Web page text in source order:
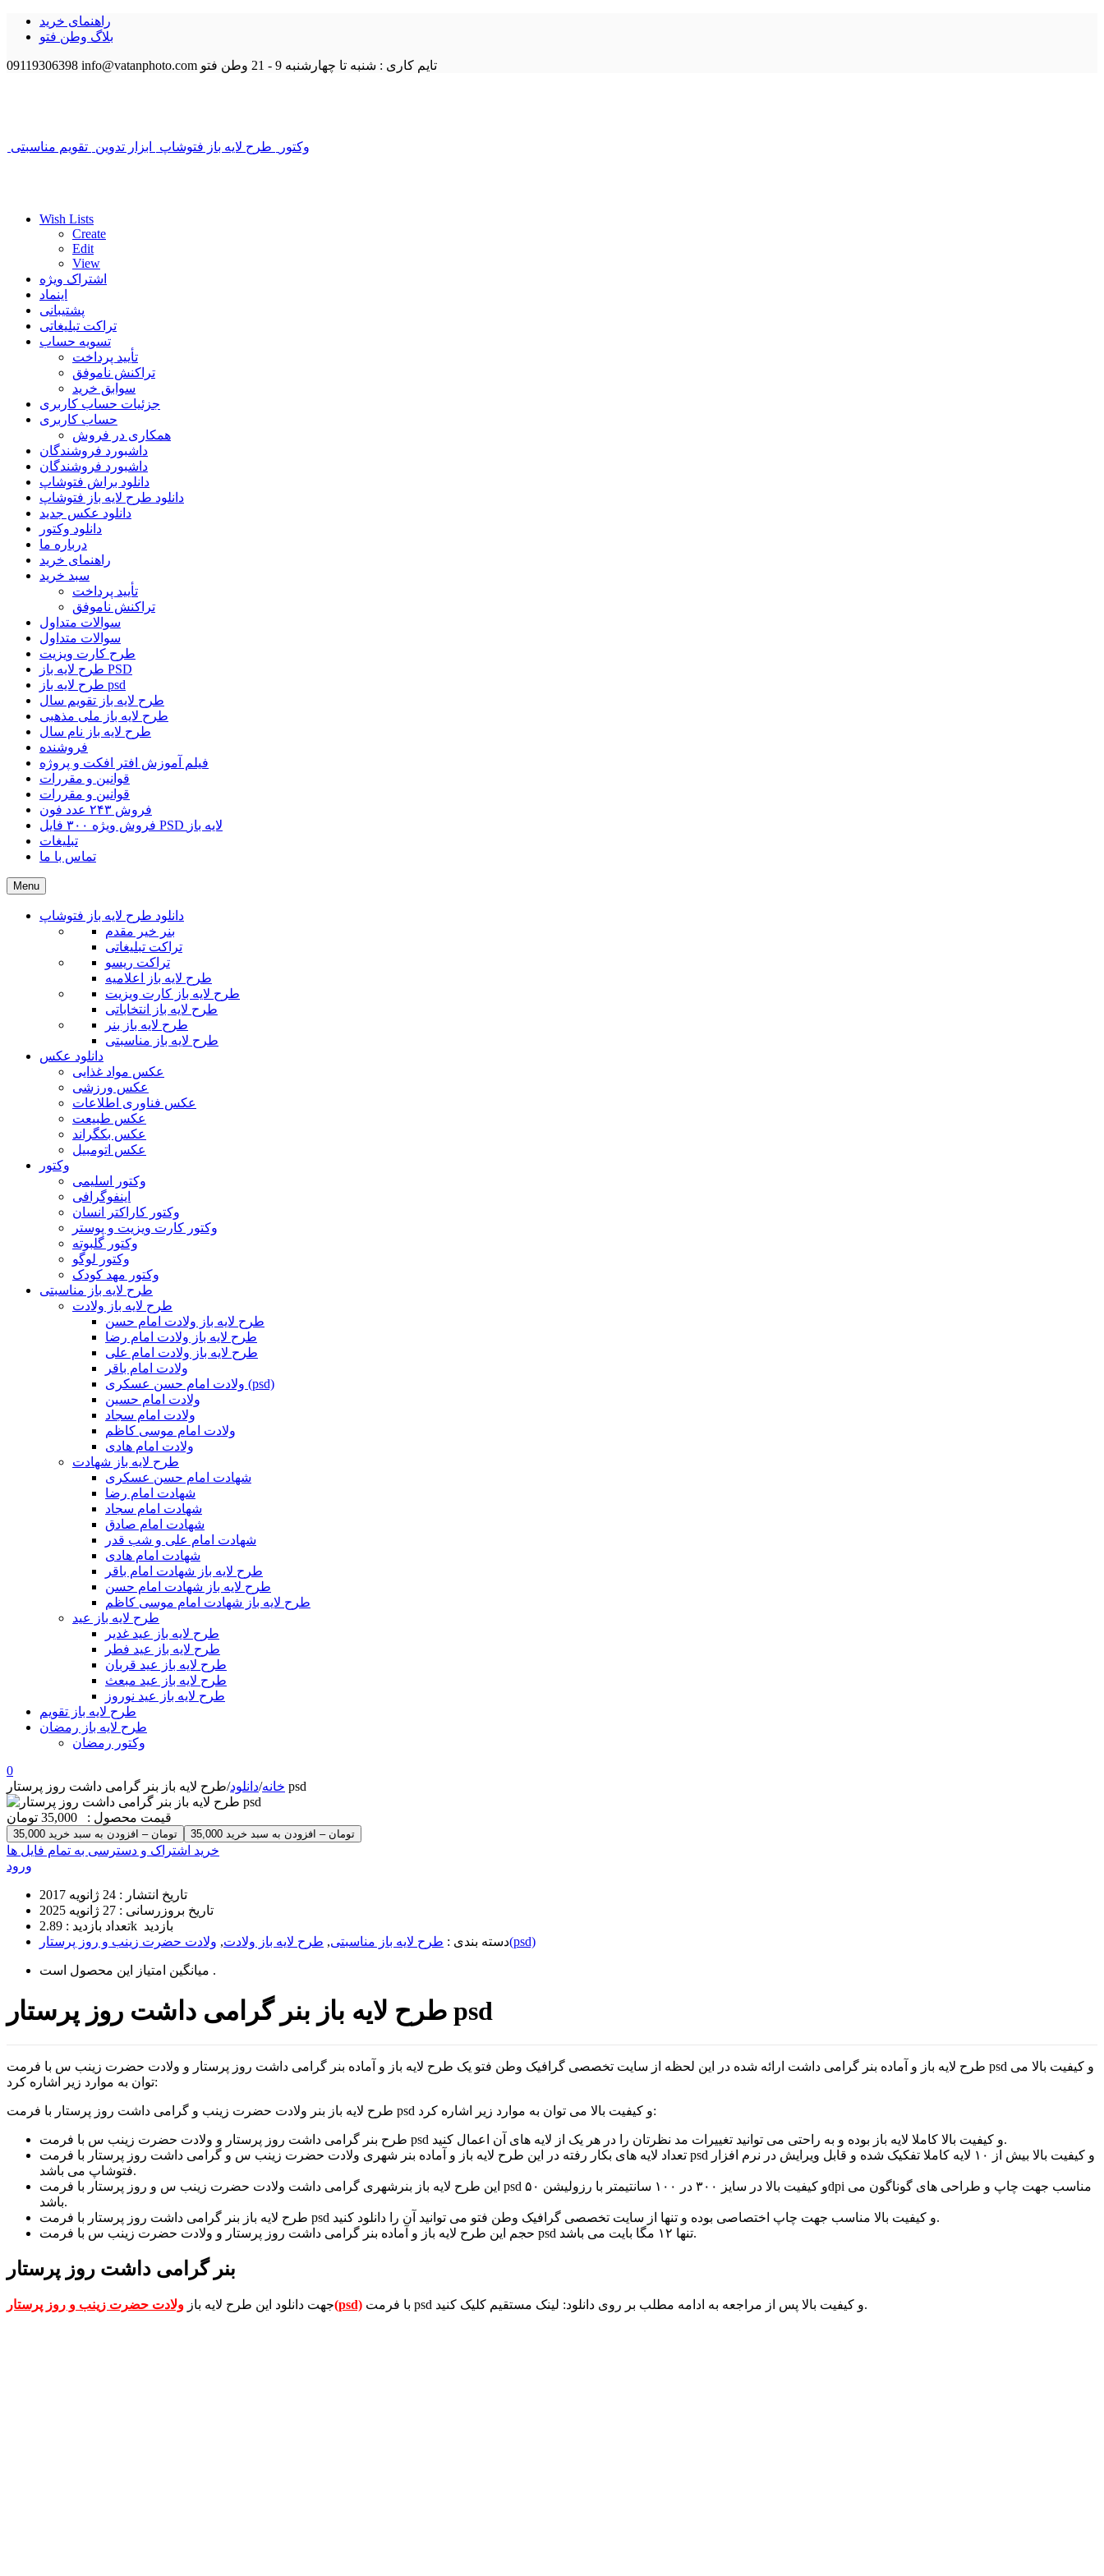
راهنمای خرید
بلاگ وطن فتو
09119306398 info@vatanphoto.com تایم کاری : شنبه تا چهارشنبه 9 - 21 وطن فتو
وکتور طرح لایه باز فتوشاپ ابزار تدوین تقویم مناسبتی
Wish Lists
Create
Edit
View
اشتراک ویژه
اینماد
پشتیبانی
تراکت تبلیغاتی
تسویه حساب
تأیید پرداخت
تراکنش ناموفق
سوابق خرید
جزئیات حساب کاربری
حساب کاربری
همکاری در فروش
داشبورد فروشندگان
داشبورد فروشندگان
دانلود براش فتوشاپ
دانلود طرح لایه باز فتوشاپ
دانلود عکس جدید
دانلود وکتور
درباره ما
راهنمای خرید
سبد خرید
تأیید پرداخت
تراکنش ناموفق
سوالات متداول
سوالات متداول
طرح کارت ویزیت
طرح لایه باز PSD
طرح لایه باز psd
طرح لایه باز تقویم سال
طرح لایه باز ملی مذهبی
طرح لایه باز نام سال
فروشنده
فیلم آموزش افتر افکت و پروژه
قوانین و مقررات
قوانین و مقررات
فروش ۲۴۳ عدد فون
فروش ویژه ۳۰۰ فایل PSD لایه باز
تبلیغات
تماس با ما
Menu
دانلود طرح لایه باز فتوشاپ
بنر خیر مقدم
تراکت تبلیغاتی
تراکت ریسو
طرح لایه باز اعلامیه
طرح لایه باز کارت ویزیت
طرح لایه باز انتخاباتی
طرح لایه باز بنر
طرح لایه باز مناسبتی
دانلود عکس
عکس مواد غذایی
عکس ورزشی
عکس فناوری اطلاعات
عکس طبیعت
عکس بکگراند
عکس اتومبیل
وکتور
وکتور اسلیمی
اینفوگرافی
وکتور کاراکتر انسان
وکتور کارت ویزیت و پوستر
وکتور گلبوته
وکتور لوگو
وکتور مهد کودک
طرح لایه باز مناسبتی
طرح لایه باز ولادت
طرح لایه باز ولادت امام حسن
طرح لایه باز ولادت امام رضا
طرح لایه باز ولادت امام علی
ولادت امام باقر
ولادت امام حسن عسکری (psd)
ولادت امام حسین
ولادت امام سجاد
ولادت امام موسی کاظم
ولادت امام هادی
طرح لایه باز شهادت
شهادت امام حسن عسکری
شهادت امام رضا
شهادت امام سجاد
شهادت امام صادق
شهادت امام علی و شب قدر
شهادت امام هادی
طرح لایه باز شهادت امام باقر
طرح لایه باز شهادت امام حسن
طرح لایه باز شهادت امام موسی کاظم
طرح لایه باز عید
طرح لایه باز عید غدیر
طرح لایه باز عید فطر
طرح لایه باز عید قربان
طرح لایه باز عید مبعث
طرح لایه باز عید نوروز
طرح لایه باز تقویم
طرح لایه باز رمضان
وکتور رمضان
0
خانه/دانلود/ طرح لایه باز بنر گرامی داشت روز پرستار psd
قیمت محصول : 35,000 تومان
35,000 تومان – افزودن به سبد خرید
خرید اشتراک و دسترسی به تمام فایل ها
ورود
تاریخ انتشار : 24 ژانویه 2017
تاریخ بروزرسانی : 27 ژانویه 2025
تعداد بازدید :
2.89k بازدید
دسته بندی : طرح لایه باز مناسبتی, طرح لایه باز ولادت, ولادت حضرت زینب و روز پرستار(psd)
میانگین امتیاز این محصول است .
طرح لایه باز بنر گرامی داشت روز پرستار psd
طرح لایه باز و آماده بنر گرامی داشت ارائه شده در این لحظه از سایت تخصصی گرافیک وطن فتو یک طرح لایه باز و آماده بنر گرامی داشت روز پرستار و ولادت حضرت زینب س با فرمت psd و کیفیت بالا می
توان به موارد زیر اشاره کرد:
طرح لایه باز بنر ولادت حضرت زینب و گرامی داشت روز پرستار با فرمت psd و کیفیت بالا می توان به موارد زیر اشاره کرد:
طرح بنر گرامی داشت روز پرستار و ولادت حضرت زینب س با فرمت psd و کیفیت بالا کاملا لایه باز بوده و به راحتی می توانید تغییرات مد نظرتان را در هر یک از لایه های آن اعمال کنید.
تعداد لایه های بکار رفته در این طرح لایه باز و آماده بنر شهری ولادت حضرت زینب س و گرامی داشت روز پرستار با فرمت psd و کیفیت بالا بیش از ۱۰ لایه کاملا تفکیک شده و قابل ویرایش در نرم افزار
فتوشاپ می باشد.
این طرح لایه باز بنرشهری گرامی داشت ولادت حضرت زینب س و روز پرستار با فرمت psd و کیفیت بالا در سایز ۳۰۰ در ۱۰۰ سانتیمتر با رزولیشن ۵۰dpi مناسب جهت چاپ و طراحی های گوناگون می
باشد.
طرح لایه باز بنر گرامی داشت روز پرستار با فرمت psd و کیفیت بالا مناسب جهت چاپ اختصاصی بوده و تنها از سایت تخصصی گرافیک وطن فتو می توانید آن را دانلود کنید.
حجم این طرح لایه باز و آماده بنر گرامی داشت روز پرستار و ولادت حضرت زینب س با فرمت psd تنها ۱۲ مگا بایت می باشد.
بنر گرامی داشت روز پرستار
جهت دانلود این طرح لایه بازولادت حضرت زینب و روز پرستار(psd) با فرمت psd و کیفیت بالا پس از مراجعه به ادامه مطلب بر روی دانلود: لینک مستقیم کلیک کنید.